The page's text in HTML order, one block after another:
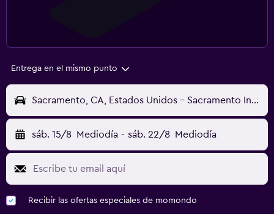
Entrega en el mismo punto
Sacramento, CA, Estados Unidos - Sacramento Intl (SMF)
sáb. 15/8 Mediodía - sáb. 22/8 Mediodía
Recibir las ofertas especiales de momondo